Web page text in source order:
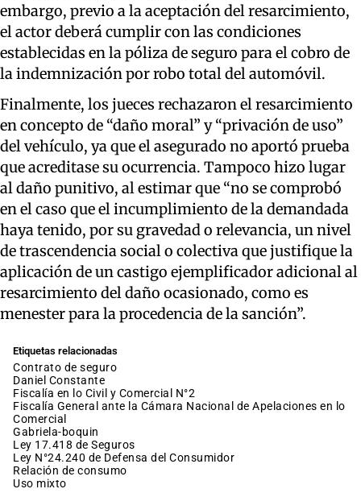
embargo, previo a la aceptación del resarcimiento,
el actor deberá cumplir con las condiciones
establecidas en la póliza de seguro para el cobro de
la indemnización por robo total del automóvil.
Finalmente, los jueces rechazaron el resarcimiento
en concepto de “daño moral” y “privación de uso”
del vehículo, ya que el asegurado no aportó prueba
que acreditase su ocurrencia. Tampoco hizo lugar
al daño punitivo, al estimar que “no se comprobó
en el caso que el incumplimiento de la demandada
haya tenido, por su gravedad o relevancia, un nivel
de trascendencia social o colectiva que justifique la
aplicación de un castigo ejemplificador adicional al
resarcimiento del daño ocasionado, como es
menester para la procedencia de la sanción”.
Etiquetas relacionadas
contrato de seguro
Daniel Constante
Fiscalía en lo Civil y Comercial N°2
Fiscalía General ante la Cámara Nacional de Apelaciones en lo
Comercial
gabriela-boquin
Ley 17.418 de Seguros
Ley N°24.240 de Defensa del Consumidor
relación de consumo
uso mixto